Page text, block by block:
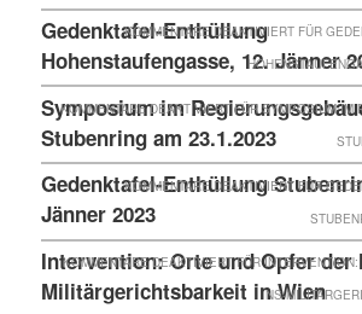
Gedenktafel-Enthüllung
Hohenstaufengasse, 12. Jänner
KOMMENTARE DEAKTIVIERTFÜR
Symposium im
Stubenring am 23.1.2023
KOMMENTARE DEAKTIVIERTFÜR SYMPOSIUM IM
Gedenktafel-Enthüllung
Jänner 2023
KOMMENTARE DEAKTIVIERTFÜR
Intervention: Orte und Opfer der
Militärgerichtsbarkeit in Wien
KOMMENTARE DEAKTIVIERTFÜR INTERVENTION:
NS-